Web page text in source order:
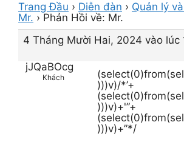
Trang Đầu › Diễn đàn › Quản lý
Mr. › Phản Hồi về: Mr.
4 Tháng Mười Hai, 2024 vào lúc
jJQaBOcg
Khách
)))v)/*’+
)))v)+'”+
)))v)+”*/